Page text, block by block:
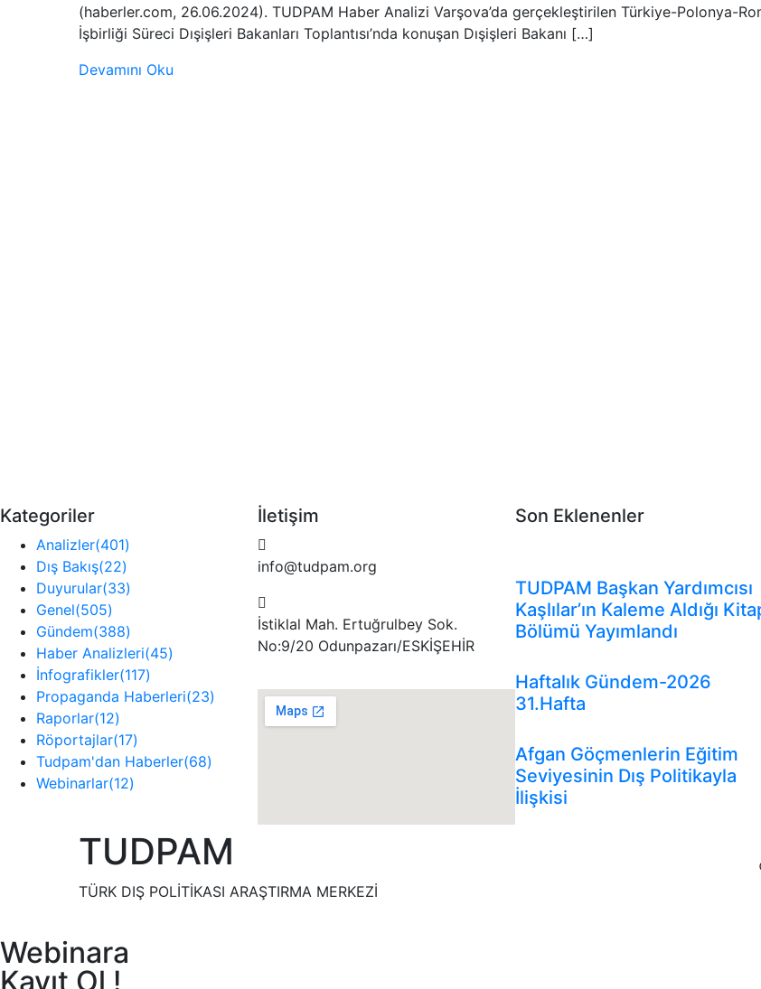
(haberler.com, 26.06.2024). TUDPAM Haber Analizi Varşova’da gerçekleştirilen Türkiye-Polonya-
İşbirliği Süreci Dışişleri Bakanları Toplantısı’nda konuşan Dışişleri Bakanı […]
Devamını Oku
Kategoriler
Analizler(401)
Dış Bakış(22)
Duyurular(33)
Genel(505)
Gündem(388)
Haber Analizleri(45)
İnfografikler(117)
Propaganda Haberleri(23)
Raporlar(12)
Röportajlar(17)
Tudpam'dan Haberler(68)
Webinarlar(12)
İletişim
info@tudpam.org
İstiklal Mah. Ertuğrulbey Sok.
No:9/20 Odunpazarı/ESKİŞEHİR
Son Eklenenler
TUDPAM Başkan Yardımcısı
Kaşlılar’ın Kaleme Aldığı
Bölümü Yayımlandı
Haftalık Gündem-2026
31.Hafta
Afgan Göçmenlerin Eğitim
Seviyesinin Dış Politikayla
İlişkisi
TUDPAM
TÜRK DIŞ POLİTİKASI ARAŞTIRMA MERKEZİ
Webinara
Kayıt Ol !